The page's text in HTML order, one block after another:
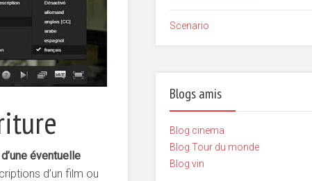
éventuelle
d’un film ou
Scenario
Blogs amis
Blog cinema
Blog Tour du monde
Blog vin